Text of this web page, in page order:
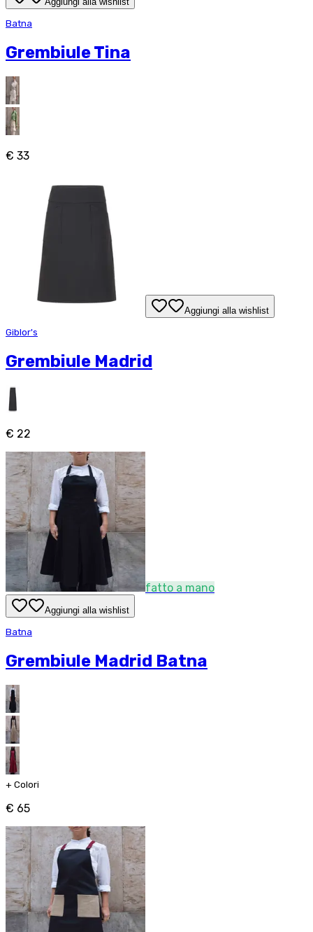
Batna
Grembiule Tina
€ 33
Aggiungi alla wishlist
Giblor's
Grembiule Madrid
€ 22
fatto a mano
Aggiungi alla wishlist
Batna
Grembiule Madrid Batna
+ Colori
€ 65